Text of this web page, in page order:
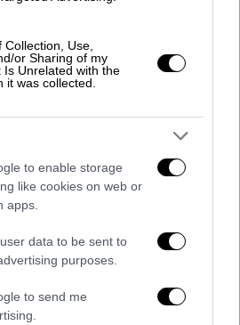
Use,
or Sharing of my
Is Unrelated with the
it was collected.
to enable storage
like cookies on web or
apps.
data to be sent to
purposes.
to send me
στο
και κάποια
τη θέση του για να
στο δεύτερο βαγόνι):
και
την ώρα της σύγκρουσης
γεμάτονέους